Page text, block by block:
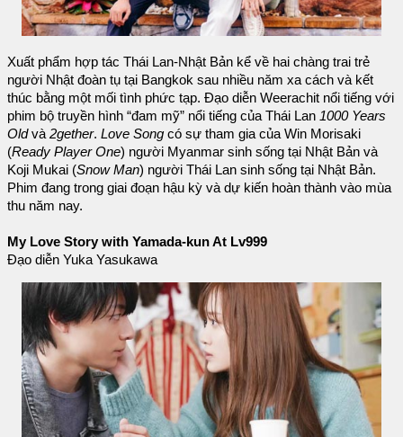
Xuất phẩm hợp tác Thái Lan-Nhật Bản kể về hai chàng trai trẻ
người Nhật đoàn tụ tại Bangkok sau nhiều năm xa cách và kết
thúc bằng một mối tình phức tạp. Đạo diễn Weerachit nổi tiếng với
phim bộ truyền hình “đam mỹ” nổi tiếng của Thái Lan 1000 Years
Oldvà2gether. Love Song có sự tham gia của Win Morisaki
(Ready Player One) người Myanmar sinh sống tại Nhật Bản và
Koji Mukai (Snow Man) người Thái Lan sinh sống tại Nhật Bản.
Phim đang trong giai đoạn hậu kỳ và dự kiến hoàn thành vào mùa
thu năm nay.
My Love Story with Yamada-kun At Lv999
Đạo diễn Yuka Yasukawa